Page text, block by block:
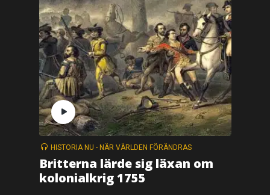
HISTORIA NU - NÄR VÄRLDEN FÖRÄNDRAS
Britterna lärde sig läxan om
kolonialkrig 1755